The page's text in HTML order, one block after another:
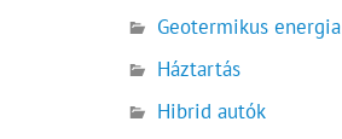
Geotermikus energia
Háztartás
Hibrid autók